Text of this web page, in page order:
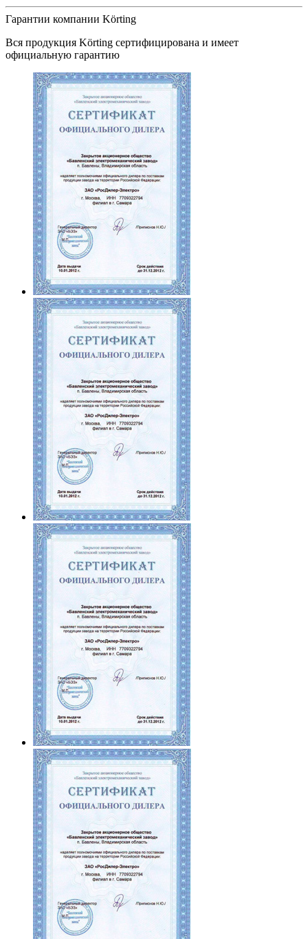
Гарантии компании Körting
Вся продукция Körting сертифицирована и имеет
официальную гарантию